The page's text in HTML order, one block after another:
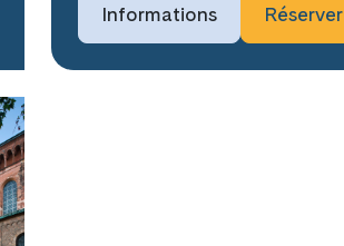
Informations Réserver